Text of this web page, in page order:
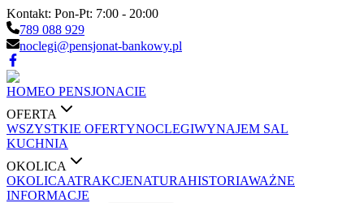
Kontakt: Pon-Pt: 7:00 - 20:00
789 088 929
noclegi@pensjonat-bankowy.pl
HOMEO PENSJONACIE
OFERTA
WSZYSTKIE OFERTYNOCLEGIWYNAJEM SAL
KUCHNIA
OKOLICA
OKOLICAATRAKCJENATURAHISTORIAWAŻNE
INFORMACJE